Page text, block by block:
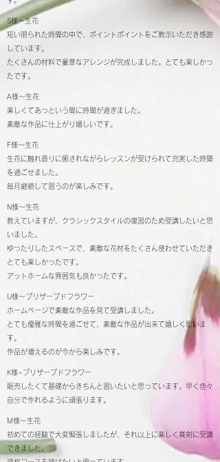
S様～生花
短い限られた時間の中で、ポイントポイントをご教示いただき感謝
しています。
たくさんの材料で豪華なアレンジが完成しました。とても楽しかっ
たです。
A様～生花
楽しくてあっという間に時間が過ぎました。
素敵な作品に仕上がり嬉しいです。
F様～生花
生花に触れ香りに癒されながらレッスンが受けられて充実した時間
を過ごせました。
毎月継続して習うのが楽しみです。
N様～生花
教えていますが、クラシックスタイルの復習のため受講したいと思
いました。
ゆったりしたスペースで、素敵な花材をたくさん使わせていただき
とても楽しかったです。
アットホームな雰囲気も良かったです。
U様～プリザーブドフラワー
ホームページで素敵な作品を見て受講しました。
とても優雅な時間を過ごせて、素敵な作品が出来て嬉しく思いま
す。
作品が増えるのが今から楽しみです。
K様~プリザーブドフラワー
販売したくて基礎からきちんと習いたいと思っています。早く色々
自分で作れるように頑張ります。
M様～生花
初めての経験で大変緊張しましたが、それ以上に楽しく真剣に受講
できました。